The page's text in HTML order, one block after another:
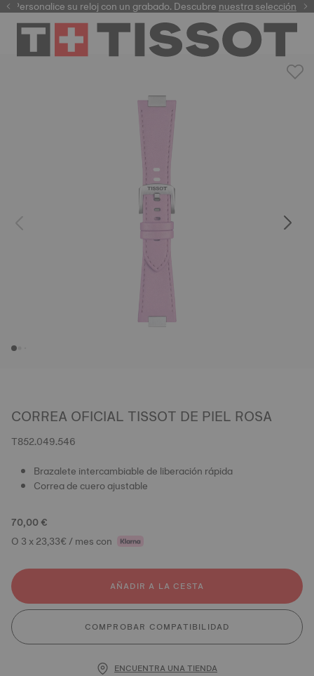
Personalice su reloj con un grabado. Descubrenuestra selección
garantía digital
CORREA OFICIAL TISSOT DE PIEL ROSA
T852.049.546
Brazalete intercambiable de liberación rápida
Correa de cuero ajustable
70,00 €
O 3 x 23,33€ / mes con
AÑADIR A LA CESTA
COMPROBAR COMPATIBILIDAD
ENCUENTRA UNA TIENDA